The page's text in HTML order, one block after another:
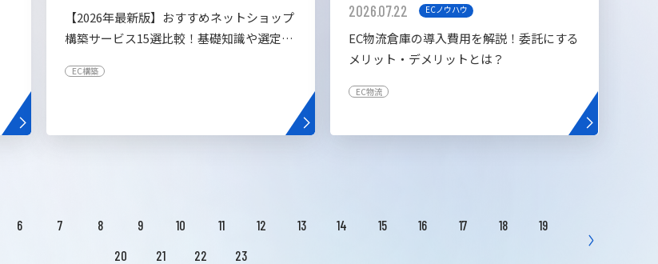
【2026年最新版】おすすめネットショップ
構築サービス15選比較！基礎知識や選定基
EC構築
2026.07.22 ECノウハウ
EC物流倉庫の導入費用を解説！委託にする
メリット・デメリットとは？
EC物流
6 7 8 9 10 11 12 13 14 15 16 17 18
19
20
21 22 23